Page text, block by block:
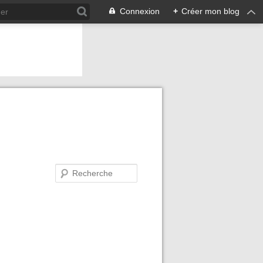
Connexion + Créer mon blog